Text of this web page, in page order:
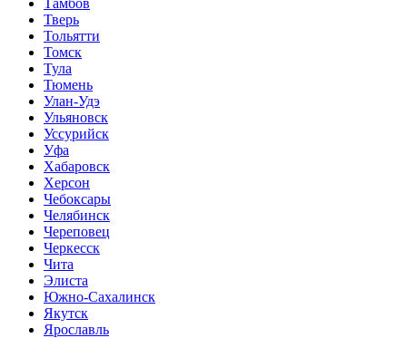
Тверь
Тольятти
Томск
Тула
Тюмень
Улан-Удэ
Ульяновск
Уссурийск
Уфа
Хабаровск
Херсон
Чебоксары
Челябинск
Череповец
Черкесск
Чита
Элиста
Южно-Сахалинск
Якутск
Ярославль